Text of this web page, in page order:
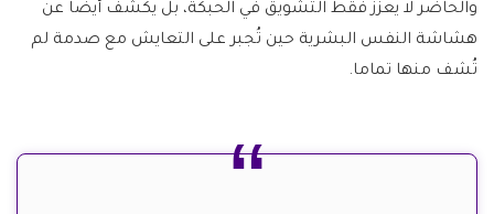
والحاضر لا يعزز فقط التشويق في الحبكة، بل يكشف أيضا عن
هشاشة النفس البشرية حين تُجبر على التعايش مع صدمة لم
تُشف منها تماما.